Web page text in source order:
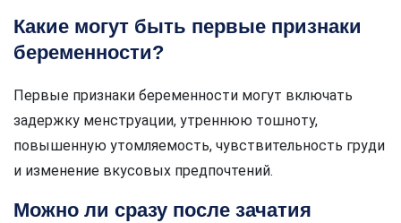
Какие могут быть первые признаки
беременности?
Первые признаки беременности могут включать
задержку менструации, утреннюю тошноту,
повышенную утомляемость, чувствительность груди
и изменение вкусовых предпочтений.
Можно ли сразу после зачатия